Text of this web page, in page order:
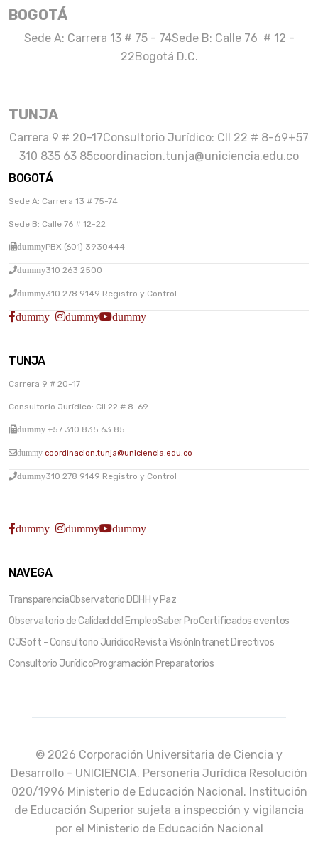
BOGOTÁ
Sede A: Carrera 13 # 75 - 74Sede B: Calle 76 # 12 -
22Bogotá D.C.
TUNJA
Carrera 9 # 20-17Consultorio Jurídico: Cll 22 # 8-69+57
310 835 63 85coordinacion.tunja@uniciencia.edu.co
BOGOTÁ
Sede A: Carrera 13 # 75-74
Sede B: Calle 76 # 12-22
dummyPBX (601) 3930444
dummy310 263 2500
dummy310 278 9149 Registro y Control
dummy dummy dummy
TUNJA
Carrera 9 # 20-17
Consultorio Jurídico: Cll 22 # 8-69
dummy +57 310 835 63 85
dummy coordinacion.tunja@uniciencia.edu.co
dummy310 278 9149 Registro y Control
dummy dummy dummy
NAVEGA
TransparenciaObservatorio DDHH y Paz
Observatorio de Calidad del EmpleoSaber ProCertificados eventos
CJSoft - Consultorio JurídicoRevista VisiónIntranet Directivos
Consultorio JurídicoProgramación Preparatorios
© 2026 Corporación Universitaria de Ciencia y
Desarrollo - UNICIENCIA. Personería Jurídica Resolución
020/1996 Ministerio de Educación Nacional. Institución
de Educación Superior sujeta a inspección y vigilancia
por el Ministerio de Educación Nacional